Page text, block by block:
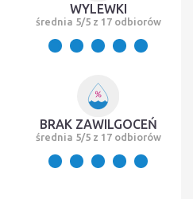
WYLEWKI
średnia 5/5 z 17 odbiorów
BRAK ZAWILGOCEŃ
średnia 5/5 z 17 odbiorów